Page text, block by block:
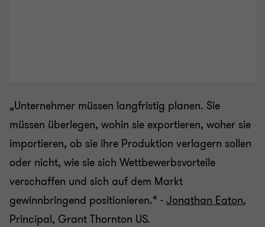
„Unternehmer müssen langfristig planen. Sie
müssen überlegen, wohin sie exportieren, woher sie
importieren, ob sie ihre Produktion verlagern sollen
oder nicht, wie sie sich Wettbewerbsvorteile
verschaffen und sich auf dem Markt
gewinnbringend positionieren.“ - Jonathan Eaton,
Principal, Grant Thornton US.